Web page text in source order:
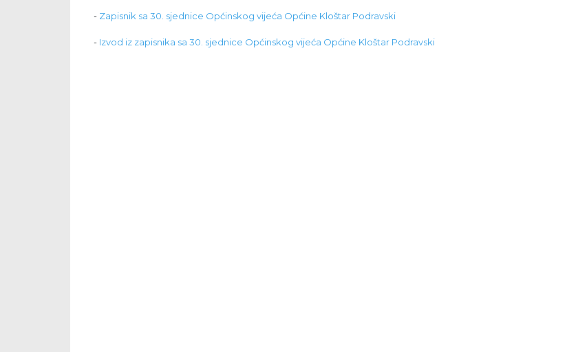
- Zapisnik sa 30. sjednice Općinskog vijeća Općine Kloštar Podravski
- Izvod iz zapisnika sa 30. sjednice Općinskog vijeća Općine Kloštar Podravski